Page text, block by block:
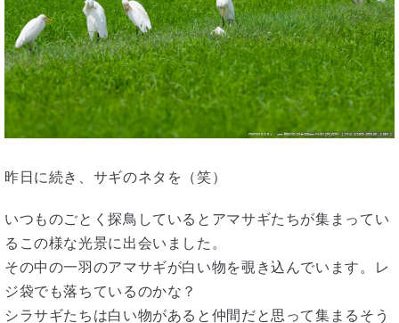
昨日に続き、サギのネタを（笑）
いつものごとく探鳥しているとアマサギたちが集まってい
るこの様な光景に出会いました。
その中の一羽のアマサギが白い物を覗き込んでいます。レ
ジ袋でも落ちているのかな？
シラサギたちは白い物があると仲間だと思って集まるそう